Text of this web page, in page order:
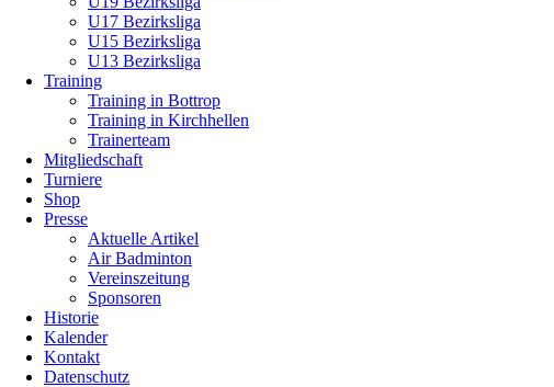
U17 Bezirksliga
U15 Bezirksliga
U13 Bezirksliga
Training
Training in Bottrop
Training in Kirchhellen
Trainerteam
Mitgliedschaft
Turniere
Shop
Presse
Aktuelle Artikel
Air Badminton
Vereinszeitung
Sponsoren
Historie
Kalender
Kontakt
Datenschutz